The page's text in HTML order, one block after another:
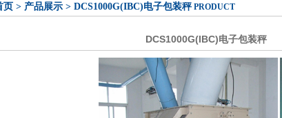
页 > 产品展示 > DCS1000G(IBC)电子包装秤 PRODUCT
DCS1000G(IBC)电子包装秤